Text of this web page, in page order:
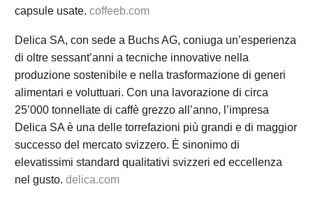
capsule usate. coffeeb.com
Delica SA, con sede a Buchs AG, coniuga un’esperienza
di oltre sessant’anni a tecniche innovative nella
produzione sostenibile e nella trasformazione di generi
alimentari e voluttuari. Con una lavorazione di circa
25’000 tonnellate di caffè grezzo all’anno, l’impresa
Delica SA è una delle torrefazioni più grandi e di maggior
successo del mercato svizzero. È sinonimo di
elevatissimi standard qualitativi svizzeri ed eccellenza
nel gusto. delica.com